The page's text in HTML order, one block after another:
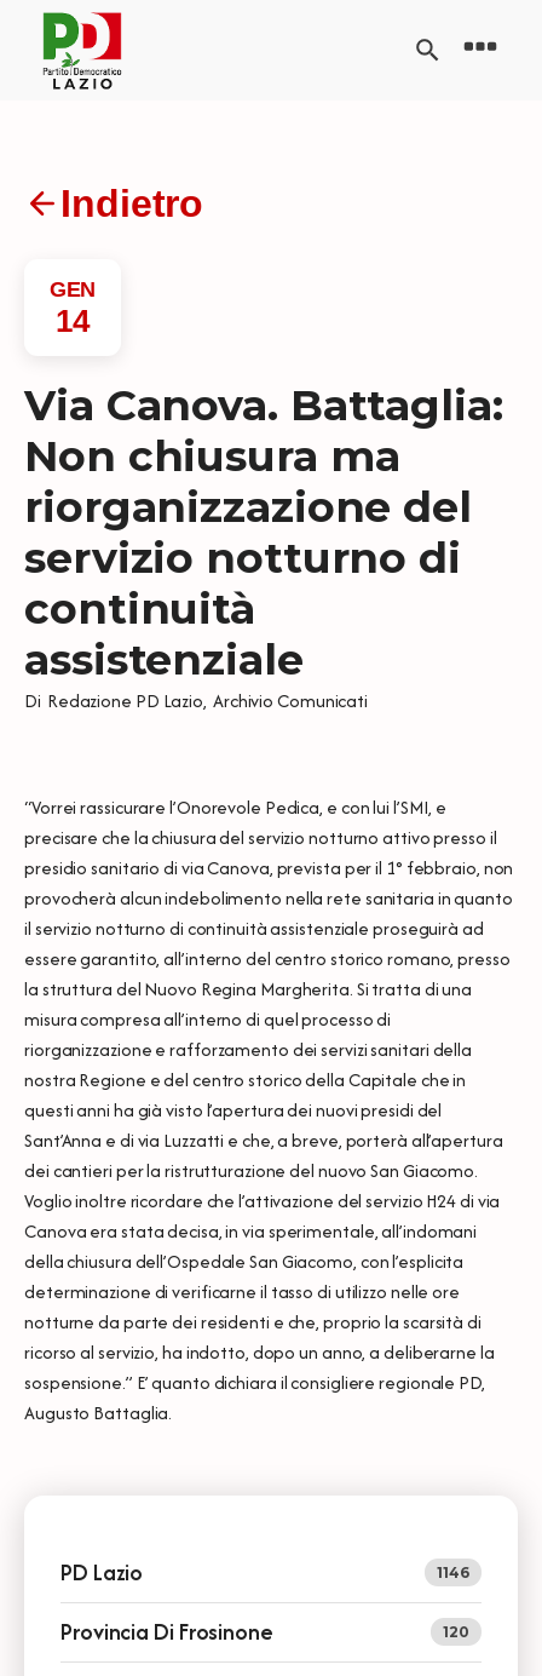
Indietro
GEN
14
Via Canova. Battaglia:
Non chiusura ma
riorganizzazione del
servizio notturno di
continuità
assistenziale
Di Redazione PD Lazio, Archivio Comunicati
“Vorrei rassicurare l’Onorevole Pedica, e con lui l’SMI, e
precisare che la chiusura del servizio notturno attivo presso il
presidio sanitario di via Canova, prevista per il 1° febbraio, non
provocherà alcun indebolimento nella rete sanitaria in quanto
il servizio notturno di continuità assistenziale proseguirà ad
essere garantito, all’interno del centro storico romano, presso
la struttura del Nuovo Regina Margherita. Si tratta di una
misura compresa all’interno di quel processo di
riorganizzazione e rafforzamento dei servizi sanitari della
nostra Regione e del centro storico della Capitale che in
questi anni ha già visto l’apertura dei nuovi presidi del
Sant’Anna e di via Luzzatti e che, a breve, porterà all’apertura
dei cantieri per la ristrutturazione del nuovo San Giacomo.
Voglio inoltre ricordare che l’attivazione del servizio H24 di via
Canova era stata decisa, in via sperimentale, all’indomani
della chiusura dell’Ospedale San Giacomo, con l’esplicita
determinazione di verificarne il tasso di utilizzo nelle ore
notturne da parte dei residenti e che, proprio la scarsità di
ricorso al servizio, ha indotto, dopo un anno, a deliberarne la
sospensione.” E’ quanto dichiara il consigliere regionale PD,
Augusto Battaglia.
PD Lazio 1146
Provincia Di Frosinone 120